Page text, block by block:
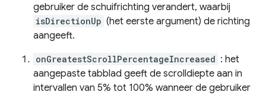
gebruiker de schuifrichting verandert, waarbij
isDirectionUp (het eerste argument) de richting
aangeeft.
onGreatestScrollPercentageIncreased : het
aangepaste tabblad geeft de scrolldiepte aan in
intervallen van 5% tot 100% wanneer de gebruiker